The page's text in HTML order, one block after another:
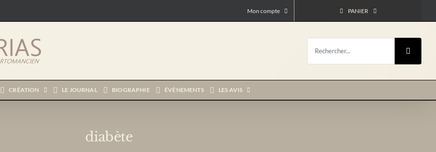
Mon compte PANIER
Rechercher:
CRÉATION LE JOURNAL BIOGRAPHIE ÉVÈNEMENTS LES AVIS
diabète